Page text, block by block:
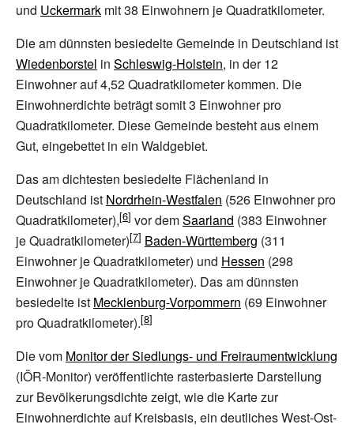
und Uckermark mit38 Einwohnern je Quadratkilometer.
Die am dünnsten besiedelte Gemeinde in Deutschland ist
Wiedenborstel in Schleswig-Holstein, in der12
Einwohner auf 4,52Quadratkilometer kommen. Die
Einwohnerdichte beträgt somit3 Einwohner pro
Quadratkilometer. Diese Gemeinde besteht aus einem
Gut, eingebettet in ein Waldgebiet.
Das am dichtesten besiedelte Flächenland in
Deutschland ist Nordrhein-Westfalen (526 Einwohner pro
Quadratkilometer),
vor demSaarland (383 Einwohner
je Quadratkilometer)
Baden-Württemberg (311
Einwohner je Quadratkilometer) und Hessen (298
Einwohner je Quadratkilometer). Das am dünnsten
besiedelte ist Mecklenburg-Vorpommern (69 Einwohner
pro Quadratkilometer).
Die vom Monitor der Siedlungs- und Freiraumentwicklung
(IÖR-Monitor) veröffentlichte rasterbasierte Darstellung
zur Bevölkerungsdichte zeigt, wie die Karte zur
Einwohnerdichte auf Kreisbasis, ein deutliches West-Ost-